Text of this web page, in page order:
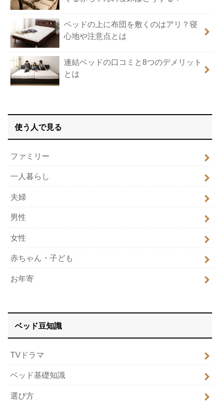
ベッドの上に布団を敷くのはアリ？寝
心地や注意点とは
連結ベッドの口コミと8つのデメリット
とは
使う人で見る
ファミリー
一人暮らし
夫婦
男性
女性
赤ちゃん・子ども
お年寄
ベッド豆知識
TVドラマ
ベッド基礎知識
選び方